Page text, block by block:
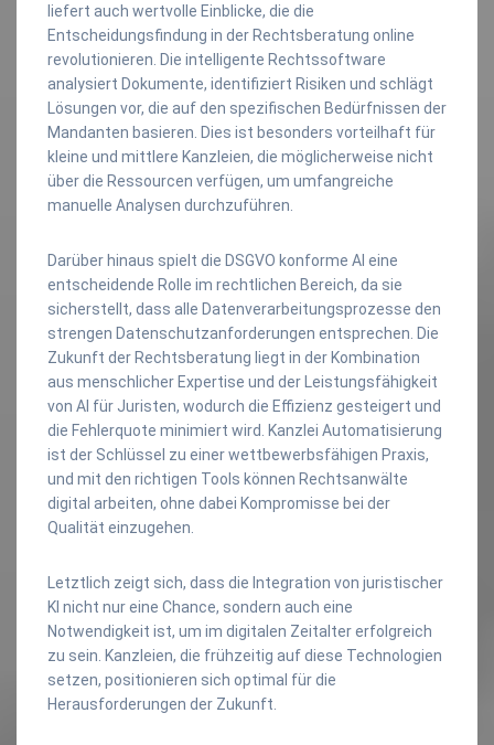
liefert auch wertvolle Einblicke, die die
Entscheidungsfindung in der Rechtsberatung online
revolutionieren. Die intelligente Rechtssoftware
analysiert Dokumente, identifiziert Risiken und schlägt
Lösungen vor, die auf den spezifischen Bedürfnissen der
Mandanten basieren. Dies ist besonders vorteilhaft für
kleine und mittlere Kanzleien, die möglicherweise nicht
über die Ressourcen verfügen, um umfangreiche
manuelle Analysen durchzuführen.
Darüber hinaus spielt die DSGVO konforme AI eine
entscheidende Rolle im rechtlichen Bereich, da sie
sicherstellt, dass alle Datenverarbeitungsprozesse den
strengen Datenschutzanforderungen entsprechen. Die
Zukunft der Rechtsberatung liegt in der Kombination
aus menschlicher Expertise und der Leistungsfähigkeit
von AI für Juristen, wodurch die Effizienz gesteigert und
die Fehlerquote minimiert wird. Kanzlei Automatisierung
ist der Schlüssel zu einer wettbewerbsfähigen Praxis,
und mit den richtigen Tools können Rechtsanwälte
digital arbeiten, ohne dabei Kompromisse bei der
Qualität einzugehen.
Letztlich zeigt sich, dass die Integration von juristischer
KI nicht nur eine Chance, sondern auch eine
Notwendigkeit ist, um im digitalen Zeitalter erfolgreich
zu sein. Kanzleien, die frühzeitig auf diese Technologien
setzen, positionieren sich optimal für die
Herausforderungen der Zukunft.